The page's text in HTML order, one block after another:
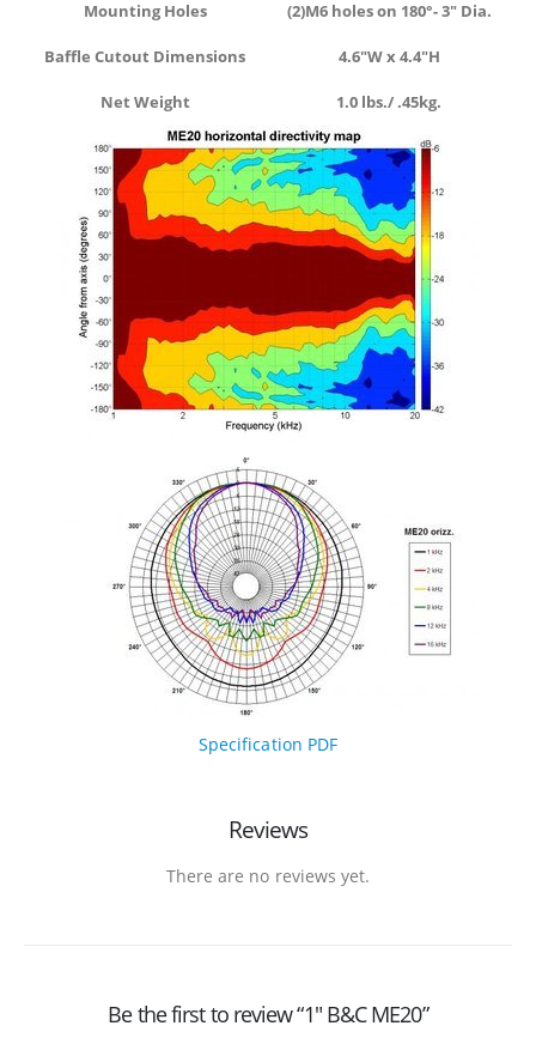
Mounting Holes (2)M6 holes on 180°- 3″ Dia.
Baffle Cutout Dimensions 4.6″W x 4.4″H
Net Weight 1.0 lbs./ .45kg.
Specification PDF
Reviews
There are no reviews yet.
Be the first to review “1″ B&C ME20”